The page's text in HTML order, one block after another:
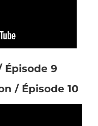
Épisode 9
/ Épisode 10